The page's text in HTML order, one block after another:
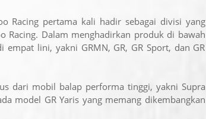
Racing pertama kali hadir sebagai divisi yang
Racing. Dalam menghadirkan produk di bawah
empat lini, yakni GRMN, GR, GR Sport, dan GR
dari mobil balap performa tinggi, yakni Supra
model GR Yaris yang memang dikembangkan